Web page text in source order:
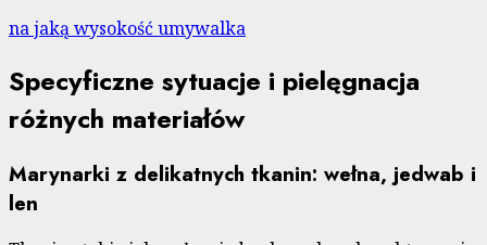
na jaką wysokość umywalka
Specyficzne sytuacje i pielęgnacja
różnych materiałów
Marynarki z delikatnych tkanin: wełna, jedwab i
len